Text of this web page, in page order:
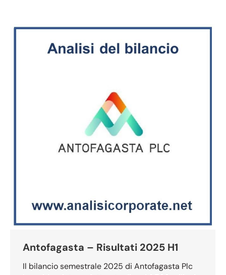
Antofagasta – Risultati 2025 H1
Il bilancio semestrale 2025 di Antofagasta Plc